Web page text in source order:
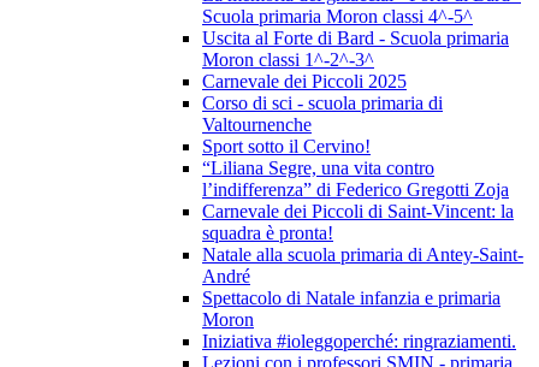
Scuola primaria Moron classi 4^-5^
Uscita al Forte di Bard - Scuola primaria
Moron classi 1^-2^-3^
Carnevale dei Piccoli 2025
Corso di sci - scuola primaria di
Valtournenche
Sport sotto il Cervino!
“Liliana Segre, una vita contro
l’indifferenza” di Federico Gregotti Zoja
Carnevale dei Piccoli di Saint-Vincent: la
squadra è pronta!
Natale alla scuola primaria di Antey-Saint-
André
Spettacolo di Natale infanzia e primaria
Moron
Iniziativa #ioleggoperché: ringraziamenti.